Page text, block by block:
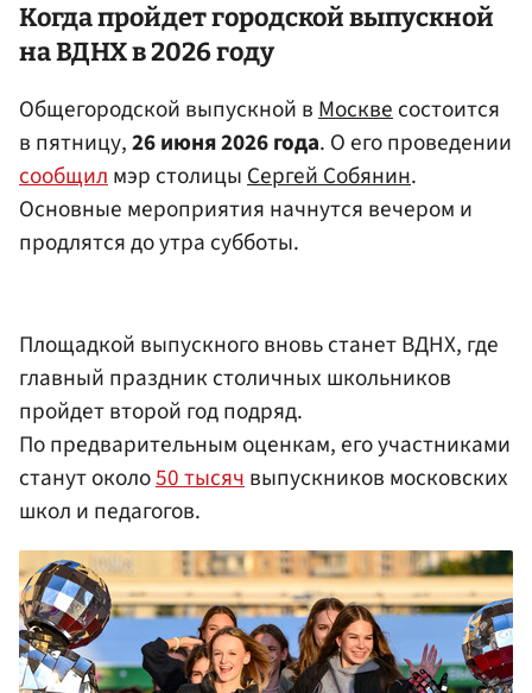
Когда пройдет городской выпускной
наВДНХв 2026 году
Общегородской выпускной вМосквесостоится
в пятницу,26 июня 2026 года. О его проведении
сообщилмэр столицыСергей Собянин.
Основные мероприятия начнутся вечером и
продлятся до утра субботы.
Площадкой выпускного вновь станет ВДНХ, где
главный праздник столичных школьников
пройдет второй год подряд.
По предварительным оценкам, его участниками
станут около50 тысяч выпускников московских
школ и педагогов.